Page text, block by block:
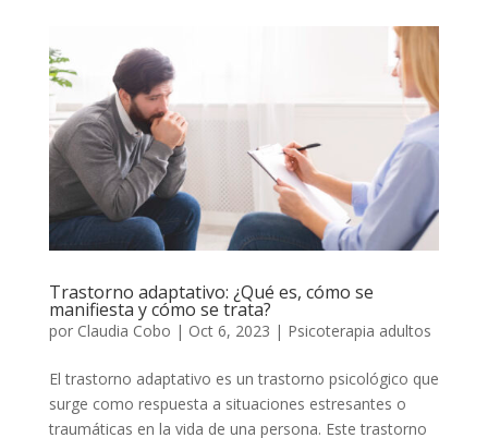
Trastorno adaptativo: ¿Qué es, cómo se
manifiesta y cómo se trata?
por Claudia Cobo | Oct 6, 2023 | Psicoterapia adultos
El trastorno adaptativo es un trastorno psicológico que
surge como respuesta a situaciones estresantes o
traumáticas en la vida de una persona. Este trastorno